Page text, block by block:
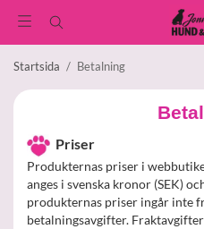
Startsida / Betalning
Priser
Produkternas priser i
anges i svenska kronor (SEK)
produkternas priser ingår inte
betalningsavgifter.